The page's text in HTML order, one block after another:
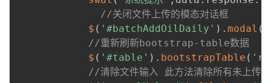
//关闭文件上传的模态对话框
$ ( '#batchAddOilDaily' ) . modal (
//重新刷新bootstrap-table数据
$ ( '#table' ) . bootstrapTable (
//清除文件输入 此方法清除所有未上传